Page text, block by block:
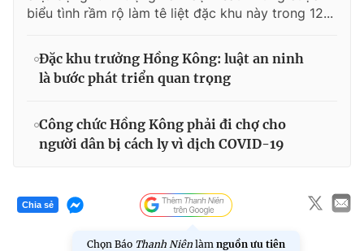
biểu tình rầm rộ làm tê liệt đặc khu này trong 12...
Đặc khu trưởng Hồng Kông: luật an ninh
là bước phát triển quan trọng
Công chức Hồng Kông phải đi chợ cho
người dân bị cách ly vì dịch COVID-19
Chia sẻ
Chọn Báo Thanh Niên làm nguồn ưu tiên